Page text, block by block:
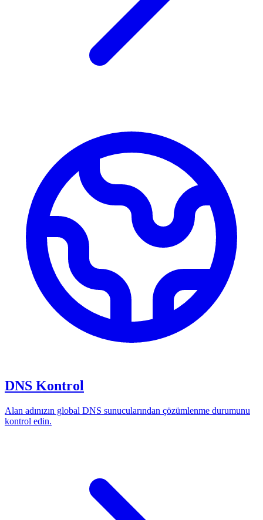
DNS Kontrol
Alan adınızın global DNS sunucularından çözümlenme durumunu
kontrol edin.